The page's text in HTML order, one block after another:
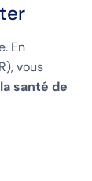
En
vous
santé de